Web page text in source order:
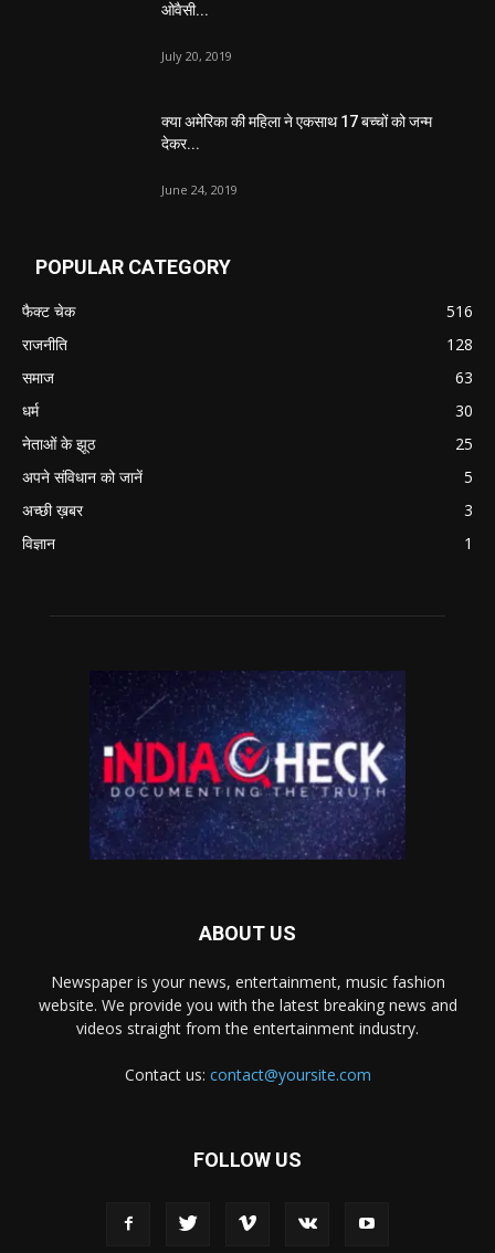
ओवैसी...
July 20, 2019
क्या अमेरिका की महिला ने एकसाथ 17 बच्चों को जन्म
देकर...
June 24, 2019
POPULAR CATEGORY
फैक्ट चेक
516
राजनीति
128
समाज
63
धर्म
30
नेताओं के झूठ
25
अपने संविधान को जानें
5
अच्छी ख़बर
3
विज्ञान
1
ABOUT US
Newspaper is your news, entertainment, music fashion
website. We provide you with the latest breaking news and
videos straight from the entertainment industry.
Contact us: contact@yoursite.com
FOLLOW US